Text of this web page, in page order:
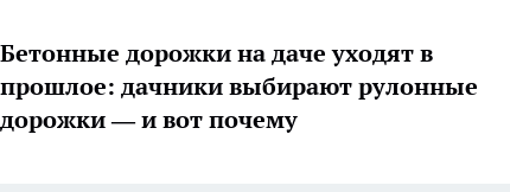
Бетонные дорожки на даче уходят в
прошлое: дачники выбирают рулонные
дорожки — и вот почему